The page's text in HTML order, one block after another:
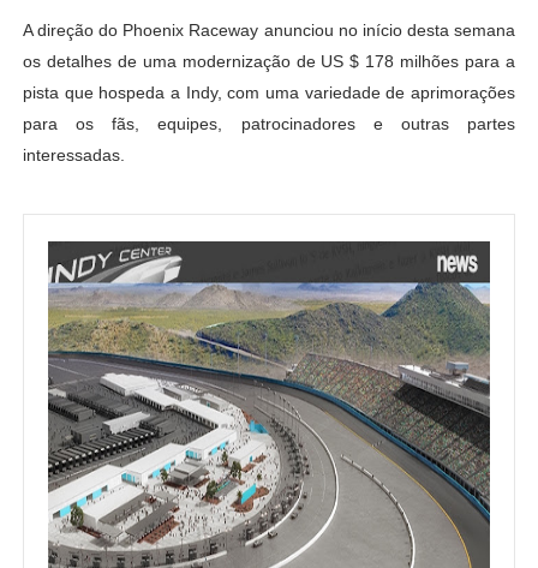
A direção do Phoenix Raceway anunciou no início desta semana
os detalhes de uma modernização de US $ 178 milhões para a
pista que hospeda a Indy, com uma variedade de aprimorações
para os fãs, equipes, patrocinadores e outras partes
interessadas.